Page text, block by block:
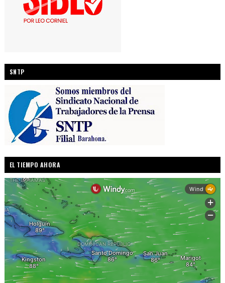
SNTP
EL TIEMPO AHORA